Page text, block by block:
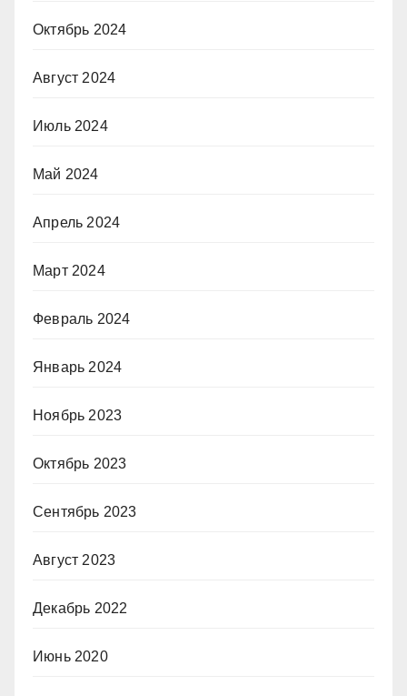
Октябрь 2024
Август 2024
Июль 2024
Май 2024
Апрель 2024
Март 2024
Февраль 2024
Январь 2024
Ноябрь 2023
Октябрь 2023
Сентябрь 2023
Август 2023
Декабрь 2022
Июнь 2020